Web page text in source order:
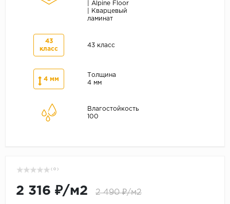
| Alpine Floor
| Кварцевый
ламинат
43
класс
43 класс
4 мм
Толщина
4 мм
Влагостойкость
100
( 0 )
2 316 ₽/м2 2 490 ₽/м2